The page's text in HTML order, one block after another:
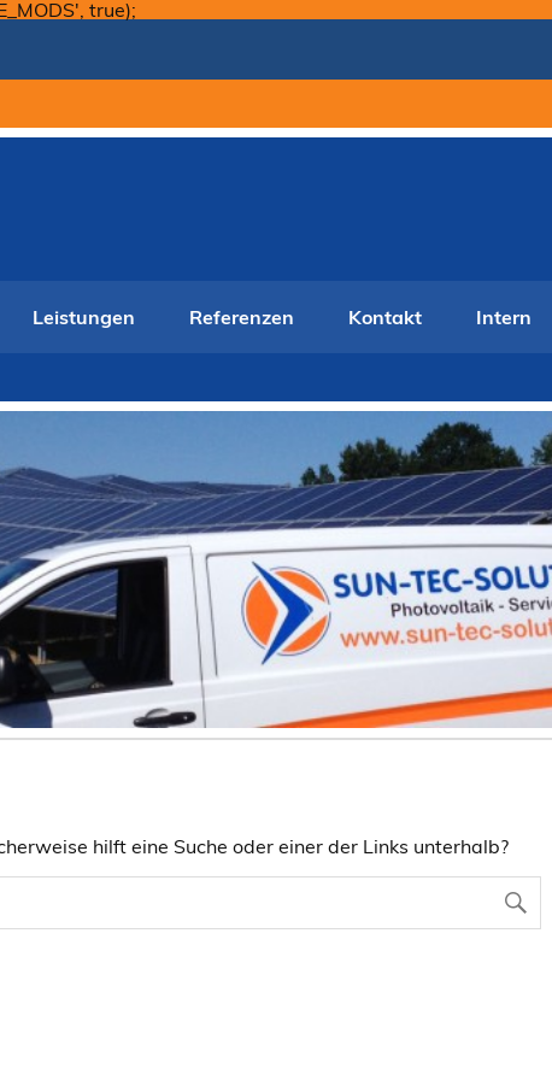
true);
Leistungen Referenzen Kontakt Intern
hilft eine Suche oder einer der Links unterhalb?